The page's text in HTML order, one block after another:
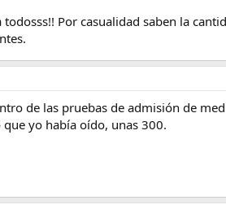
Por casualidad saben la
de las pruebas de admisión de
yo había oído, unas 300.